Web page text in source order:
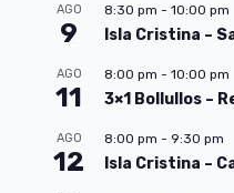
AGO
9
8:30 pm - 10:00 pm
Isla Cristina –
AGO
11
8:00 pm - 10:00 pm
3×1 Bollullos –
AGO
12
8:00 pm - 9:30 pm
Isla Cristina –